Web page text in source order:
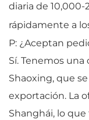
diaria de
rápidamente a
P: ¿Aceptan
Sí. Tenemos
Shaoxing, que
exportación. La
Shanghái, lo